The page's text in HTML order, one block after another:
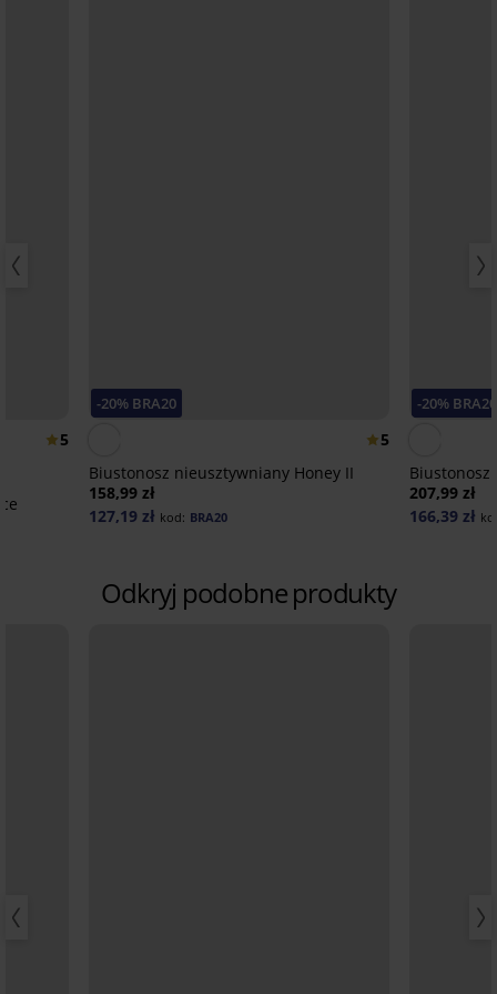
5
-20% BRA20
5
Biustonosz nieusztywniany Honey II
158,99 zł
127,19 zł kod: BRA20
-20% BRA20
207,99 zł
166,39 zł
Odkryj podobne produkty